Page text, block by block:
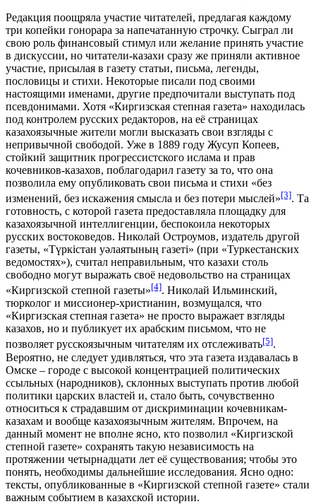
Редакция поощряла участие читателей, предлагая каждому
три копейки гонорара за напечатанную строчку. Сыграл ли
свою роль финансовый стимул или желание принять участие
в дискуссии, но читатели-казахи сразу же приняли активное
участие, присылая в газету статьи, письма, легенды,
пословицы и стихи. Некоторые писали под своими
настоящими именами, другие предпочитали выступать под
псевдонимами. Хотя «Киргизская степная газета» находилась
под контролем русских редакторов, на её страницах
казахоязычные жители могли высказать свои взгляды с
непривычной свободой. Уже в 1889 году Жусуп Копеев,
стойкий защитник прогрессистского ислама и прав
кочевников-казахов, поблагодарил газету за то, что она
позволила ему опубликовать свои письма и стихи «без
изменений, без искажения смысла и без потери мыслей»[3]. Та
готовность, с которой газета предоставляла площадку для
казахоязычной интеллигенции, беспокоила некоторых
русских востоковедов. Николай Остроумов, издатель другой
газеты, «Түркiстан уәлаятының газеті» (при «Туркестанских
ведомостях»), считал неправильным, что казахи столь
свободно могут выражать своё недовольство на страницах
«Киргизской степной газеты»[4]. Николай Ильминский,
тюрколог и миссионер-христианин, возмущался, что
«Киргизская степная газета» не просто выражает взгляды
казахов, но и публикует их арабским письмом, что не
позволяет русскоязычным читателям их отслеживать[5].
Вероятно, не следует удивляться, что эта газета издавалась в
Омске – городе с высокой концентрацией политических
ссыльных (народников), склонных выступать против любой
политики царских властей и, стало быть, сочувственно
относиться к страдавшим от дискриминации кочевникам-
казахам и вообще казахоязычным жителям. Впрочем, на
данный момент не вполне ясно, кто позволил «Киргизской
степной газете» сохранять такую независимость на
протяжении четырнадцати лет её существования; чтобы это
понять, необходимы дальнейшие исследования. Ясно одно:
тексты, опубликованные в «Киргизской степной газете» стали
важным событием в казахской истории.